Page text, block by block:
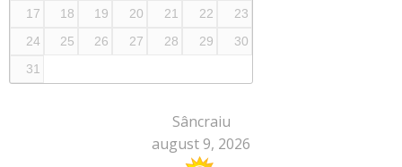
17
18 19 20 21 22
23
24
25 26 27 28 29
30
31
Sâncraiu
august 9, 2026